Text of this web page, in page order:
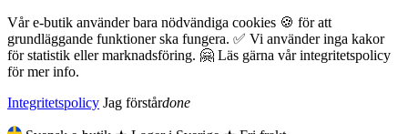
Vår e-butik använder bara nödvändiga cookies 🍪 för att
grundläggande funktioner ska fungera. ✅ Vi använder inga kakor
för statistik eller marknadsföring. 🤗 Läs gärna vår integritetspolicy
för mer info.
Integritetspolicy Jag förstårdone